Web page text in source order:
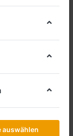
auswählen